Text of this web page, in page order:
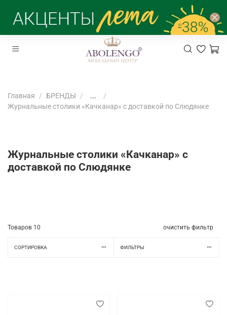
Главная БРЕНДЫ
...
Журнальные столики «Качканар» с доставкой по Слюдянке
Журнальные столики «Качканар» с
доставкой по Слюдянке
Товаров 10 очистить фильтр
СОРТИРОВКА ФИЛЬТРЫ